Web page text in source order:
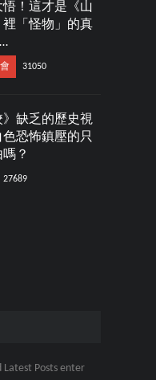
悟！這才是《山
裡「怪物」的真
31050
》缺乏的歷史視
色恐怖鎮壓的只
？
27689
Latest Posts enter